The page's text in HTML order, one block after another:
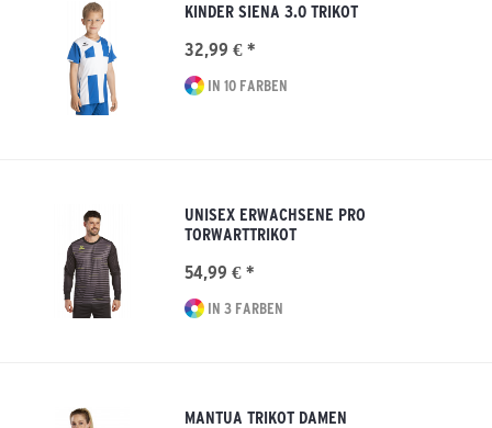
KINDER SIENA 3.0 TRIKOT
32,99 € *
IN 10 FARBEN
UNISEX ERWACHSENE PRO
TORWARTTRIKOT
54,99 € *
IN 3 FARBEN
MANTUA TRIKOT DAMEN